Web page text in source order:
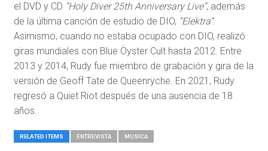
el DVD y CD “Holy Diver 25th Anniversary Live”, además
de la última canción de estudio de DIO, “Elektra”.
Asimismo, cuando no estaba ocupado con DIO, realizó
giras mundiales con Blue Öyster Cult hasta 2012. Entre
2013 y 2014, Rudy fue miembro de grabación y gira de la
versión de Geoff Tate de Queenrÿche. En 2021, Rudy
regresó a Quiet Riot después de una ausencia de 18
años.
RELATED ITEMS ENTREVISTA MUSICA